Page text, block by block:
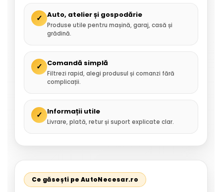
✓ Auto, atelier și gospodărie
Produse utile pentru mașină, garaj, casă și
grădină.
✓ Comandă simplă
Filtrezi rapid, alegi produsul și comanzi fără
complicații.
✓ Informații utile
Livrare, plată, retur și suport explicate clar.
Ce găsești pe AutoNecesar.ro